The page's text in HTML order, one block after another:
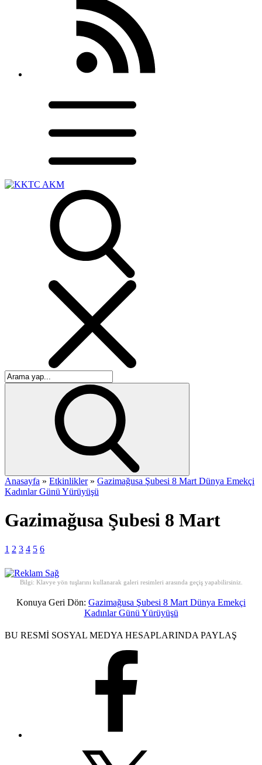
Anasayfa » Etkinlikler » Gazimağusa Şubesi 8 Mart Dünya Emekçi
Kadınlar Günü Yürüyüşü
Gazimağusa Şubesi 8 Mart
1 2 3 4 5 6
Bilgi: Klavye yön tuşlarını kullanarak galeri resimleri arasında geçiş yapabilirsiniz.
Konuya Geri Dön: Gazimağusa Şubesi 8 Mart Dünya Emekçi
Kadınlar Günü Yürüyüşü
BU RESMİ SOSYAL MEDYA HESAPLARINDA PAYLAŞ